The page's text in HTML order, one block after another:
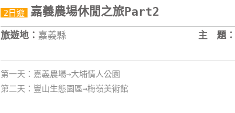
2日遊 嘉義農場休閒之旅Part2
旅遊地： 嘉義縣 主 題：
第一天：嘉義農場→大埔情人公園
第二天：豐山生態園區→梅嶺美術館